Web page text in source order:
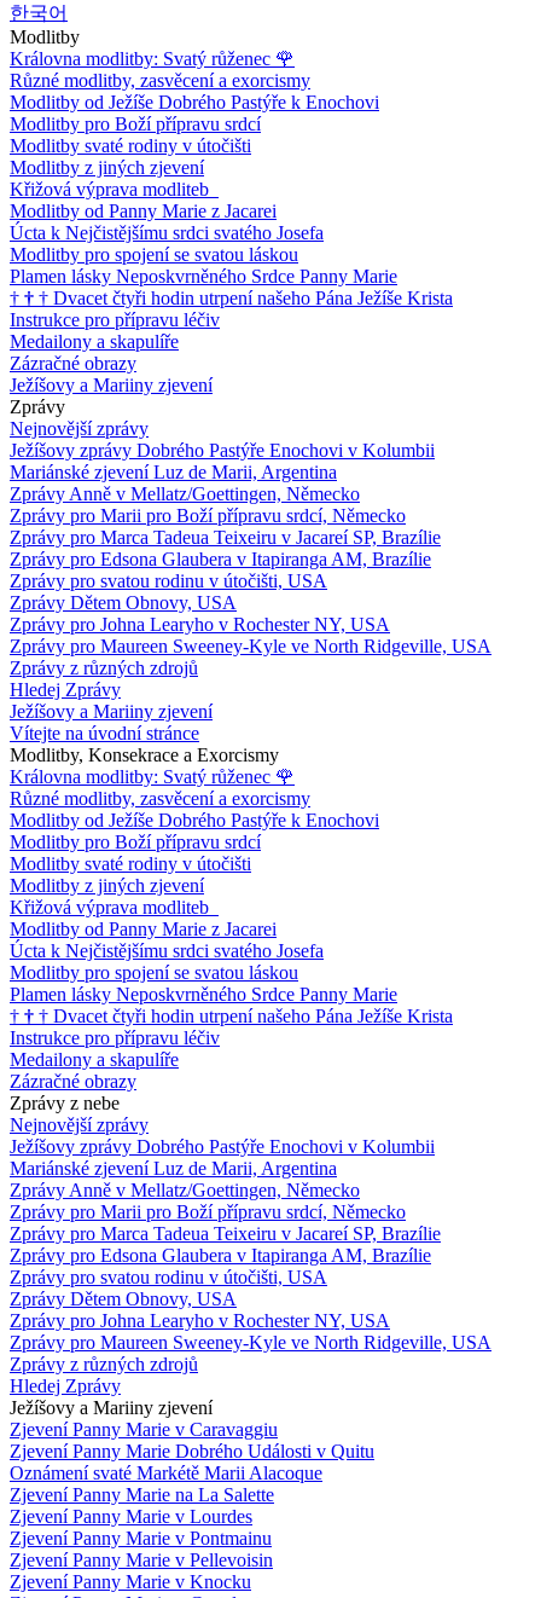
한국어
Modlitby
Královna modlitby: Svatý růženec 🌹
Různé modlitby, zasvěcení a exorcismy
Modlitby od Ježíše Dobrého Pastýře k Enochovi
Modlitby pro Boží přípravu srdcí
Modlitby svaté rodiny v útočišti
Modlitby z jiných zjevení
Křižová výprava modliteb
Modlitby od Panny Marie z Jacarei
Úcta k Nejčistějšímu srdci svatého Josefa
Modlitby pro spojení se svatou láskou
Plamen lásky Neposkvrněného Srdce Panny Marie
† † † Dvacet čtyři hodin utrpení našeho Pána Ježíše Krista
Instrukce pro přípravu léčiv
Medailony a skapulíře
Zázračné obrazy
Ježíšovy a Mariiny zjevení
Zprávy
Nejnovější zprávy
Ježíšovy zprávy Dobrého Pastýře Enochovi v Kolumbii
Mariánské zjevení Luz de Marii, Argentina
Zprávy Anně v Mellatz/Goettingen, Německo
Zprávy pro Marii pro Boží přípravu srdcí, Německo
Zprávy pro Marca Tadeua Teixeiru v Jacareí SP, Brazílie
Zprávy pro Edsona Glaubera v Itapiranga AM, Brazílie
Zprávy pro svatou rodinu v útočišti, USA
Zprávy Dětem Obnovy, USA
Zprávy pro Johna Learyho v Rochester NY, USA
Zprávy pro Maureen Sweeney-Kyle ve North Ridgeville, USA
Zprávy z různých zdrojů
Hledej Zprávy
Ježíšovy a Mariiny zjevení
Vítejte na úvodní stránce
Modlitby, Konsekrace a Exorcismy
Královna modlitby: Svatý růženec 🌹
Různé modlitby, zasvěcení a exorcismy
Modlitby od Ježíše Dobrého Pastýře k Enochovi
Modlitby pro Boží přípravu srdcí
Modlitby svaté rodiny v útočišti
Modlitby z jiných zjevení
Křižová výprava modliteb
Modlitby od Panny Marie z Jacarei
Úcta k Nejčistějšímu srdci svatého Josefa
Modlitby pro spojení se svatou láskou
Plamen lásky Neposkvrněného Srdce Panny Marie
† † † Dvacet čtyři hodin utrpení našeho Pána Ježíše Krista
Instrukce pro přípravu léčiv
Medailony a skapulíře
Zázračné obrazy
Zprávy z nebe
Nejnovější zprávy
Ježíšovy zprávy Dobrého Pastýře Enochovi v Kolumbii
Mariánské zjevení Luz de Marii, Argentina
Zprávy Anně v Mellatz/Goettingen, Německo
Zprávy pro Marii pro Boží přípravu srdcí, Německo
Zprávy pro Marca Tadeua Teixeiru v Jacareí SP, Brazílie
Zprávy pro Edsona Glaubera v Itapiranga AM, Brazílie
Zprávy pro svatou rodinu v útočišti, USA
Zprávy Dětem Obnovy, USA
Zprávy pro Johna Learyho v Rochester NY, USA
Zprávy pro Maureen Sweeney-Kyle ve North Ridgeville, USA
Zprávy z různých zdrojů
Hledej Zprávy
Ježíšovy a Mariiny zjevení
Zjevení Panny Marie v Caravaggiu
Zjevení Panny Marie Dobrého Události v Quitu
Oznámení svaté Markétě Marii Alacoque
Zjevení Panny Marie na La Salette
Zjevení Panny Marie v Lourdes
Zjevení Panny Marie v Pontmainu
Zjevení Panny Marie v Pellevoisin
Zjevení Panny Marie v Knocku